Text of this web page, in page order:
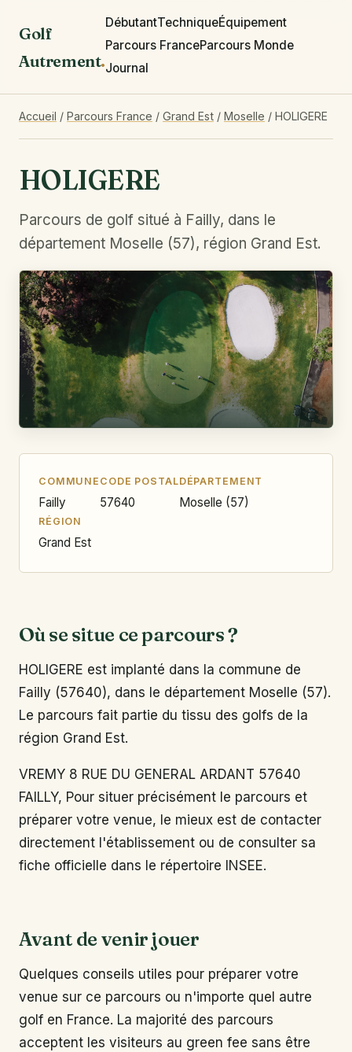
Golf
Autrement.
DébutantTechniqueÉquipement
Parcours FranceParcours Monde
Journal
Accueil / Parcours France / Grand Est / Moselle / HOLIGERE
HOLIGERE
Parcours de golf situé à Failly, dans le
département Moselle (57), région Grand Est.
COMMUNE
Failly
CODE POSTAL
57640
DÉPARTEMENT
Moselle (57)
RÉGION
Grand Est
Où se situe ce parcours ?
HOLIGERE est implanté dans la commune de
Failly (57640), dans le département Moselle (57).
Le parcours fait partie du tissu des golfs de la
région Grand Est.
VREMY 8 RUE DU GENERAL ARDANT 57640
FAILLY, Pour situer précisément le parcours et
préparer votre venue, le mieux est de contacter
directement l'établissement ou de consulter sa
fiche officielle dans le répertoire INSEE.
Avant de venir jouer
Quelques conseils utiles pour préparer votre
venue sur ce parcours ou n'importe quel autre
golf en France. La majorité des parcours
acceptent les visiteurs au green fee sans être